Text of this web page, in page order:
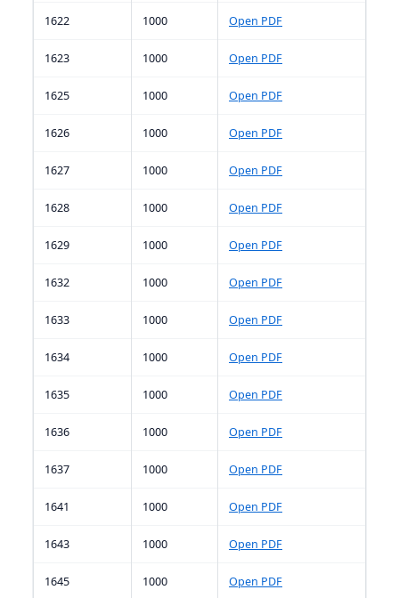
1622 1000 Open PDF
1623 1000 Open PDF
1625 1000 Open PDF
1626 1000 Open PDF
1627 1000 Open PDF
1628 1000 Open PDF
1629 1000 Open PDF
1632 1000 Open PDF
1633 1000 Open PDF
1634 1000 Open PDF
1635 1000 Open PDF
1636 1000 Open PDF
1637 1000 Open PDF
1641 1000 Open PDF
1643 1000 Open PDF
1645 1000 Open PDF